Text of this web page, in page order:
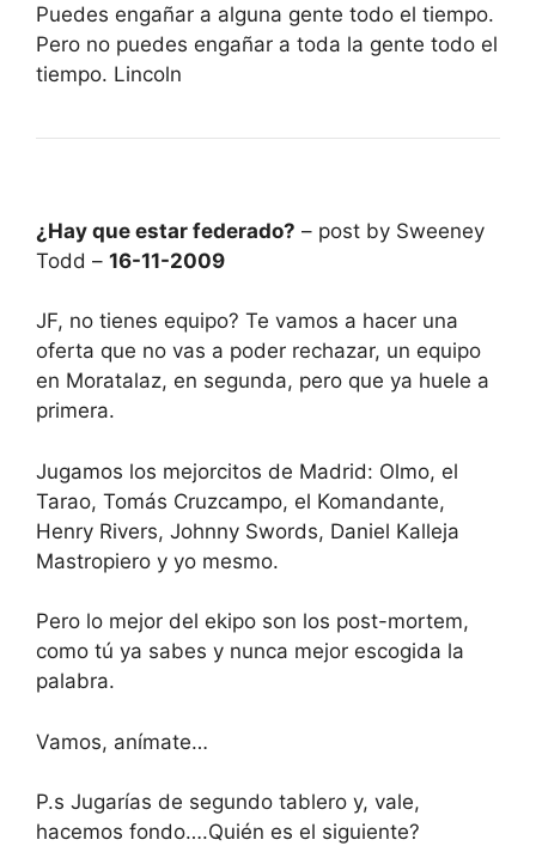
Puedes engañar a alguna gente todo el tiempo.
Pero no puedes engañar a toda la gente todo el
tiempo. Lincoln
¿Hay que estar federado? – post by Sweeney
Todd – 16-11-2009
JF, no tienes equipo? Te vamos a hacer una
oferta que no vas a poder rechazar, un equipo
en Moratalaz, en segunda, pero que ya huele a
primera.
Jugamos los mejorcitos de Madrid: Olmo, el
Tarao, Tomás Cruzcampo, el Komandante,
Henry Rivers, Johnny Swords, Daniel Kalleja
Mastropiero y yo mesmo.
Pero lo mejor del ekipo son los post-mortem,
como tú ya sabes y nunca mejor escogida la
palabra.
Vamos, anímate…
P.s Jugarías de segundo tablero y, vale,
hacemos fondo….Quién es el siguiente?